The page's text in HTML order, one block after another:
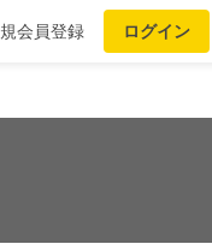
会員登録 ログイン